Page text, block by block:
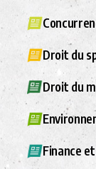
Droit du
Droit du
Finance